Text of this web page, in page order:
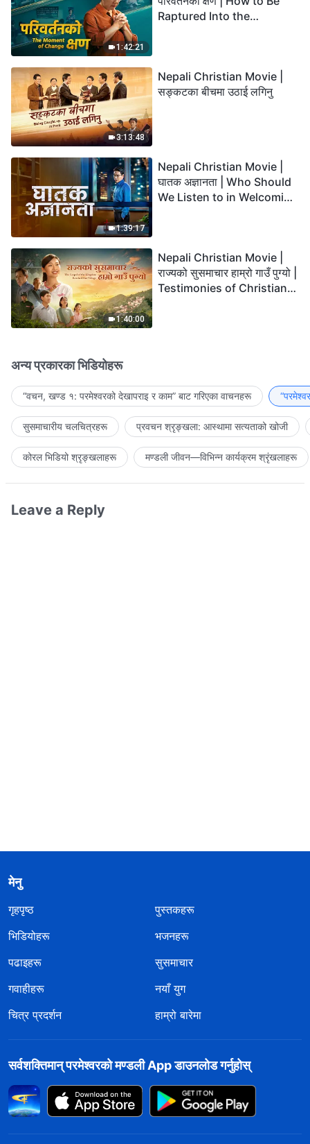
1:42:21
Raptured Into the
3:13:48
Nepali Christian Movie |
सङ्कटका बीचमा उठाई लगिनु
1:39:17
Nepali Christian Movie |
घातक अज्ञानता | Who Should
We Listen to in Welcoming
1:40:00
Nepali Christian Movie |
राज्यको सुसमाचार हाम्रो गाउँ पुग्यो |
Testimonies of Christians
अन्य प्रकारका भिडियोहरू
“वचन, खण्ड १: परमेश्‍वरको देखापराइ र काम” बाट गरिएका वाचनहरू
सुसमाचारीय चलचित्रहरू प्रवचन श्रृङ्खला: आस्थामा सत्यताको खोजी
कोरल भिडियो श्रृङ्खलाहरू मण्डली जीवन—विभिन्‍न कार्यक्रम श्रृंखलाहरू
Leave a Reply
मेनु
गृहपृष्ठ
पुस्तकहरू
भिडियोहरू
भजनहरू
पढाइहरू
सुसमाचार
गवाहीहरू
नयाँ युग
चित्र प्रदर्शन
हाम्रो बारेमा
सर्वशक्तिमान्‌ परमेश्‍वरको मण्डली App डाउनलोड गर्नुहोस्